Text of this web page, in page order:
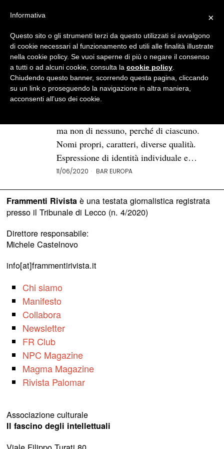
BROWSE TAG
Fabio Severino
Ciò che è pubblico è di tutti e di
ciascuno | Bar Europa
Ciò è pubblico è di tutti ma non in modo
ma non di nessuno, perché di ciascuno.
Nomi propri, caratteri, diverse qualità.
Espressione di identità individuale e…
11/06/2020 BAR EUROPA
Frammenti Rivistaè una testata giornalistica registrata
presso il Tribunale di Lecco (n. 4/2020)
Direttore responsabile:
Michele Castelnovo
info[at]frammentirivista.it
Chi siamo
Manifesto
Collabora
Newsletter
FR Club
NPC Magazine
Magma Magazine
Rivista Palomar
Associazione culturale
Il fascino degli intellettuali
×
Informativa
Questo sito o gli strumenti terzi da questo utilizzati si avvalgono
di cookie necessari al funzionamento ed utili alle finalità illustrate
nella cookie policy. Se vuoi saperne di più o negare il consenso
a tutti o ad alcuni cookie, consulta la cookie policy
Chiudendo questo banner, scorrendo questa pagina, cliccando
su un link o proseguendo la navigazione in altra maniera,
acconsenti all’uso dei cookie.